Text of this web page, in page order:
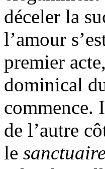
déceler la
l’amour
premier
dominical
commence.
de l’autre
le